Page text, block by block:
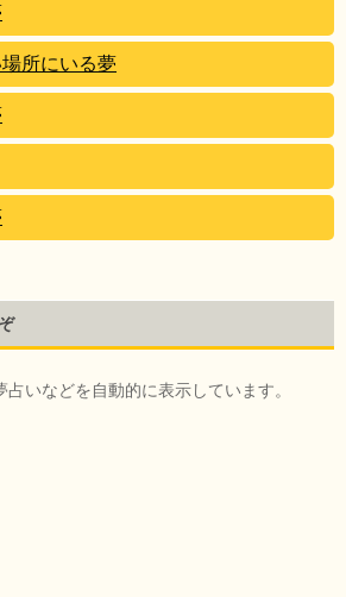
所にいる夢
いなどを自動的に表示しています。